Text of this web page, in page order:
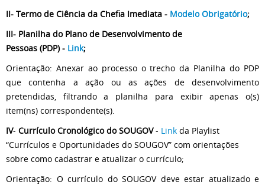
II- Termo de Ciência da Chefia Imediata - Modelo Obrigatório;
III- Planilha do Plano de Desenvolvimento de
Pessoas (PDP) - Link;
Orientação: Anexar ao processo o trecho da Planilha do PDP
que contenha a ação ou as ações de desenvolvimento
pretendidas, filtrando a planilha para exibir apenas o(s)
item(ns) correspondente(s).
IV- Currículo Cronológico do SOUGOV- Link da Playlist
“Currículos e Oportunidades do SOUGOV” com orientações
sobre como cadastrar e atualizar o currículo;
Orientação: O currículo do SOUGOV deve estar atualizado e